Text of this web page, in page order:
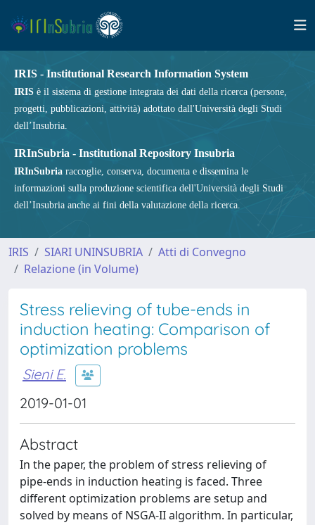
IRIS - Institutional Research Information System
IRIS è il sistema di gestione integrata dei dati della ricerca (persone,
progetti, pubblicazioni, attività) adottato dall'Università degli Studi
dell’Insubria.
IRInSubria - Institutional Repository Insubria
IRInSubria raccoglie, conserva, documenta e dissemina le
informazioni sulla produzione scientifica dell'Università degli Studi
dell’Insubria anche ai fini della valutazione della ricerca.
IRIS SIARI UNINSUBRIA
Atti di Convegno
Relazione (in Volume)
Stress relieving of tube-ends in
induction heating: Comparison of
optimization problems
Sieni E.
2019-01-01
Abstract
In the paper, the problem of stress relieving of
pipe-ends in induction heating is faced. Three
different optimization problems are setup and
solved by means of NSGA-II algorithm. In particular,